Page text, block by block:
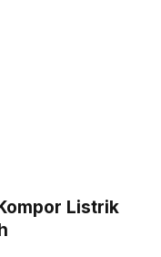
Listrik